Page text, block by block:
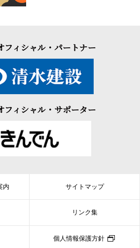
フィシャル・パートナー
フィシャル・サポーター
内 サイトマップ
リンク集
個人情報保護方針